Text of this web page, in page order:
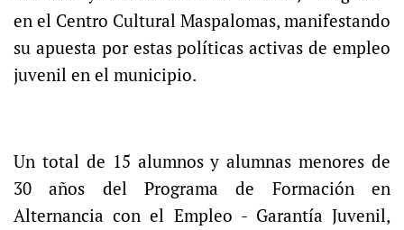
en el Centro Cultural Maspalomas, manifestando
su apuesta por estas políticas activas de empleo
juvenil en el municipio.
Un total de 15 alumnos y alumnas menores de
30 años del Programa de Formación en
Alternancia con el Empleo - Garantía Juvenil,